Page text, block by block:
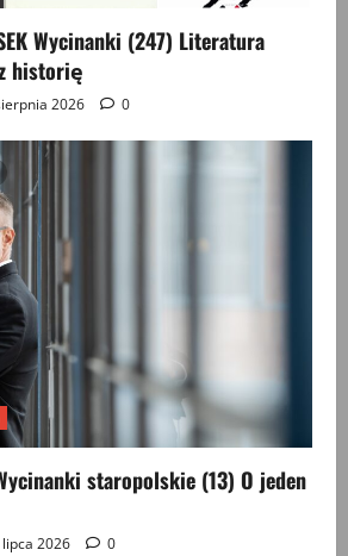
Wycinanki (247) Literatura
historię
2026 0
staropolskie (13) O jeden
2026 0